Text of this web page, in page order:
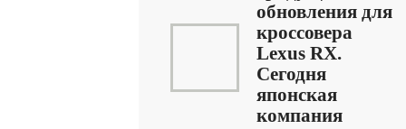
обновления для
кроссовера
Lexus RX.
Сегодня
японская
компания